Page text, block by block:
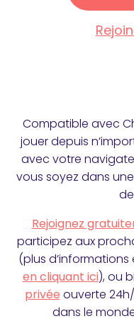
Compatible avec
jouer depuis
avec votre
vous soyez dans
Rejoignez
participez aux
(plus d’informations
en cliquant ici), ou
privée ouverte
dans le